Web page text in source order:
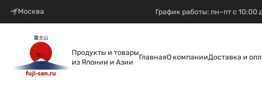
Москва График работы: пн–пт с
Продукты и товары
из Японии и Азии
ГлавнаяО компанииДоставка и